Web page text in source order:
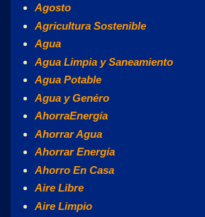
Agosto
Agricultura Sostenible
Agua
Agua Limpia y Saneamiento
Agua Potable
Agua y Genéro
AhorraEnergía
Ahorrar Agua
Ahorrar Energía
Ahorro En Casa
Aire Libre
Aire Limpio